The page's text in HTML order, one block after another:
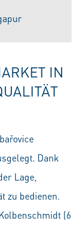
IN
Dank
Lage,
zu bedienen.
(6